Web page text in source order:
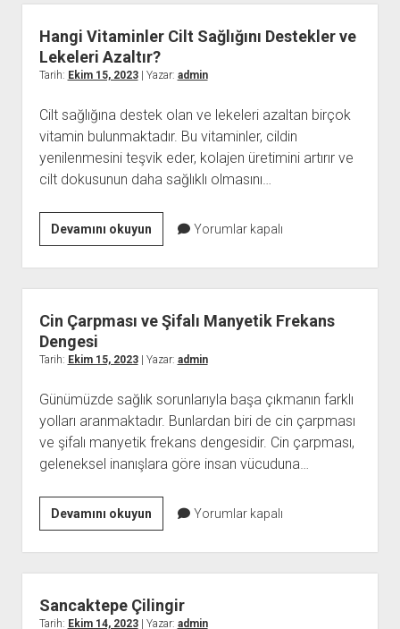
ve
Dönüşümdeki
Etkisi
ve
Mirasın
Korunması
Hangi Vitaminler Cilt Sağlığını Destekler ve
Lekeleri Azaltır?
Tarih: Ekim 15, 2023| Yazar: admin
Cilt sağlığına destek olan ve lekeleri azaltan birçok
vitamin bulunmaktadır. Bu vitaminler, cildin
yenilenmesini teşvik eder, kolajen üretimini artırır ve
cilt dokusunun daha sağlıklı olmasını…
Devamını okuyunHangi
Vitaminler
Cilt
Sağlığını
Destekler
Lekeleri
Yorumlar kapalı
Cin Çarpması ve Şifalı Manyetik Frekans
Dengesi
Tarih: Ekim 15, 2023| Yazar: admin
Günümüzde sağlık sorunlarıyla başa çıkmanın farklı
yolları aranmaktadır. Bunlardan biri de cin çarpması
ve şifalı manyetik frekans dengesidir. Cin çarpması,
geleneksel inanışlara göre insan vücuduna…
Devamını okuyunCin
Çarpması
ve
Şifalı
Manyetik
Frekans
Yorumlar kapalı
Sancaktepe Çilingir
Tarih: Ekim 14, 2023| Yazar: admin